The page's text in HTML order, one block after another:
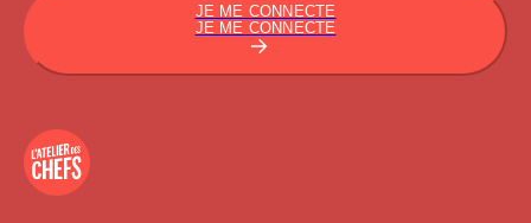
JE ME CONNECTE
JE ME CONNECTE